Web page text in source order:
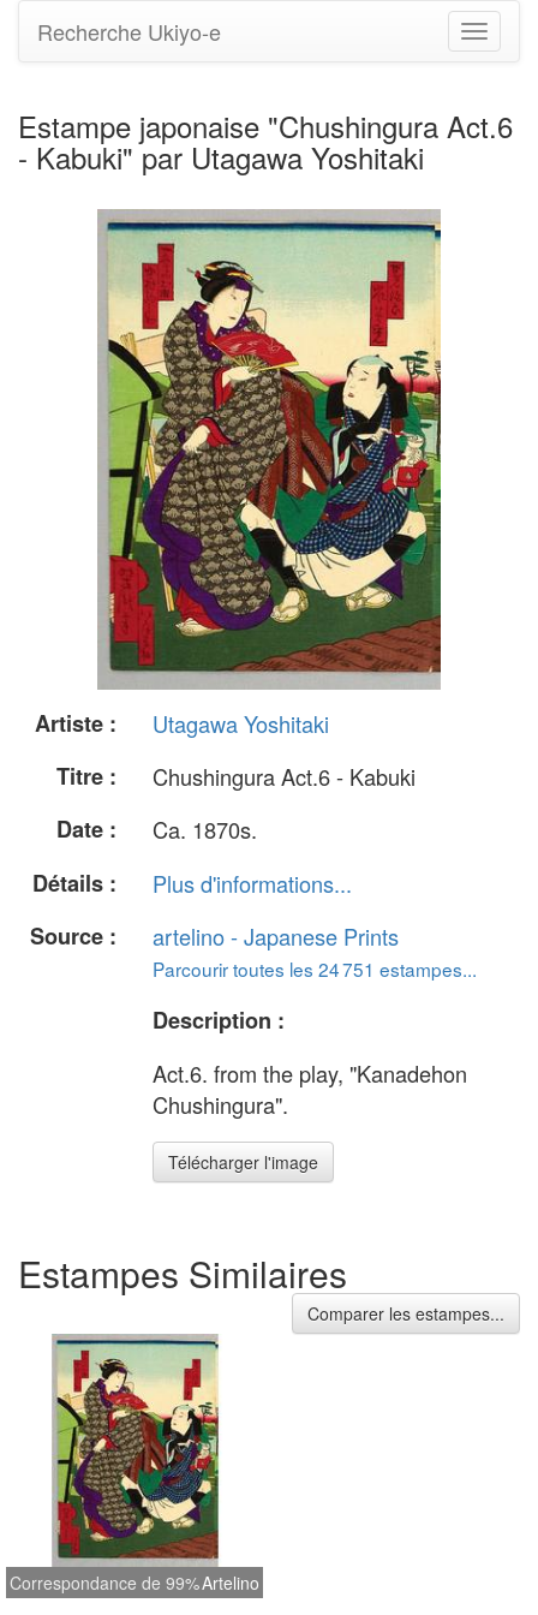
Basculer
la
Recherche Ukiyo-e
Estampe japonaise "Chushingura Act.6
- Kabuki" par Utagawa Yoshitaki
Artiste :
Utagawa Yoshitaki
Titre :
Chushingura Act.6 - Kabuki
Date :
Ca. 1870s.
Détails :
Plus d'informations...
Source :
artelino - Japanese Prints
Parcourir toutes les 24 751 estampes...
Description :
Act.6. from the play, "Kanadehon
Chushingura".
Télécharger l'image
Estampes Similaires
Comparer les estampes...
Correspondance de 99%Artelino